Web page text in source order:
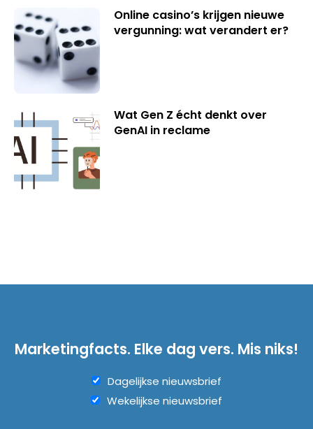
Online casino’s krijgen nieuwe
vergunning: wat verandert er?
Wat Gen Z écht denkt over
GenAI in reclame
Marketingfacts. Elke dag vers. Mis niks!
Dagelijkse nieuwsbrief
Wekelijkse nieuwsbrief